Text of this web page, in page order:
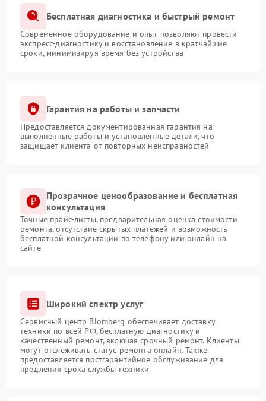
Бесплатная диагностика и быстрый ремонт
Современное оборудование и опыт позволяют провести
экспресс-диагностику и восстановление в кратчайшие
сроки, минимизируя время без устройства
Гарантия на работы и запчасти
Предоставляется документированная гарантия на
выполненные работы и установленные детали, что
защищает клиента от повторных неисправностей
Прозрачное ценообразование и бесплатная
консультация
Точные прайс-листы, предварительная оценка стоимости
ремонта, отсутствие скрытых платежей и возможность
бесплатной консультации по телефону или онлайн на
сайте
Широкий спектр услуг
Сервисный центр Blomberg обеспечивает доставку
техники по всей РФ, бесплатную диагностику и
качественный ремонт, включая срочный ремонт. Клиенты
могут отслеживать статус ремонта онлайн. Также
предоставляется постгарантийное обслуживание для
продления срока службы техники